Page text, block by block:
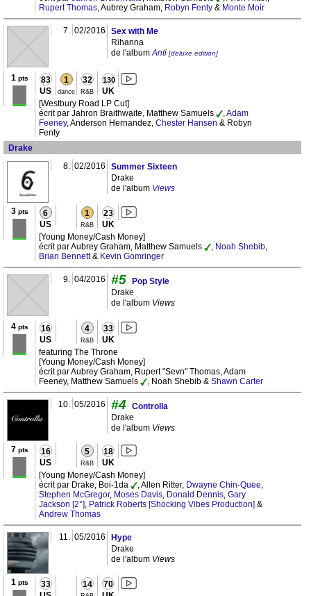
Rupert Thomas, Aubrey Graham, Robyn Fenty & Monte Moir
7. 02/2016
Sex with Me
Rihanna
de l'albumAnti [deluxe edition]
1 pts 83
US
1
dance
32
R&B
130
UK
[Westbury Road LP Cut]
écrit par Jahron Braithwaite, Matthew Samuels
,Adam
Feeney, Anderson Hernandez, Chester Hansen & Robyn
Fenty
Drake
8. 02/2016
Summer Sixteen
Drake
de l'album Views
3pts 6
US
1
R&B
23
UK
[Young Money/Cash Money]
écrit par Aubrey Graham, Matthew Samuels
, Noah Shebib,
Brian Bennett& Kevin Gomringer
9. 04/2016 #5
Pop Style
Drake
de l'album Views
4pts 16
US
4
R&B
33
UK
featuring The Throne
[Young Money/Cash Money]
écrit par Aubrey Graham, Rupert "Sevn" Thomas, Adam
Feeney, Matthew Samuels
, Noah Shebib & Shawn Carter
10. 05/2016 #4 Controlla
Drake
de l'album Views
7 pts 16
US
5
R&B
18
UK
[Young Money/Cash Money]
écrit par Drake, Boi-1da
, Allen Ritter, Dwayne Chin-Quee,
Stephen McGregor, Moses Davis, Donald Dennis, Gary
Jackson [2°], Patrick Roberts [Shocking Vibes Production] &
Andrew Thomas
11. 05/2016
Hype
Drake
de l'album Views
1 pts 33 14 70